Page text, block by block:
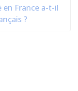
en France a-t-il
?